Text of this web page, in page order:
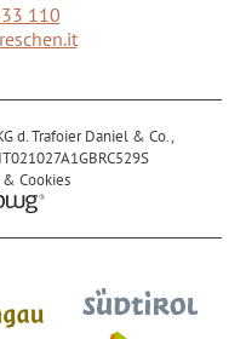
110
d. Trafoier Daniel & Co.,
& Cookies